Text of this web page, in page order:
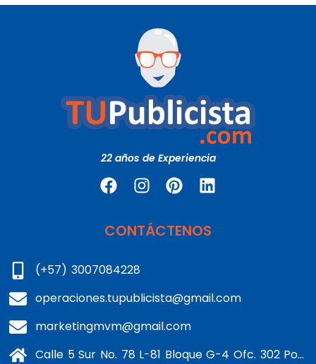
22 años de Experiencia
CONTÁCTENOS
(+57) 3007084228
operaciones.tupublicista@gmail.com
marketingmvm@gmail.com
Calle 5 Sur No. 78 L-81 Bloque G-4 Ofc. 302 Portería 1 Banderas - Kennedy